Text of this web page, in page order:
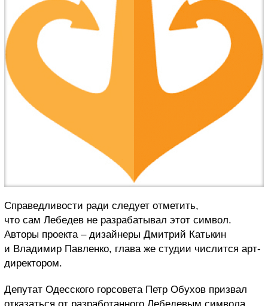
Справедливости ради следует отметить,
что сам Лебедев не разрабатывал этот символ.
Авторы проекта – дизайнеры Дмитрий Катькин
и Владимир Павленко, глава же студии числится арт-
директором.
Депутат Одесского горсовета Петр Обухов призвал
отказаться от разработанного Лебедевым символа